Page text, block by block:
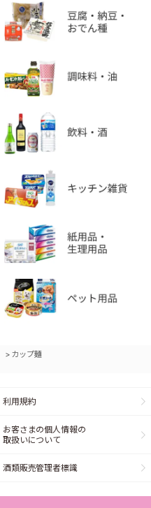
> カップ麺
利用規約
お客さまの個人情報の
取扱いについて
酒類販売管理者標識